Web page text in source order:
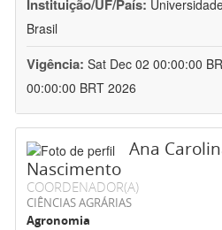
Instituição/UF/País:
Brasil
Vigência: Sat Dec 02 00:00:00
00:00:00 BRT 2026
Ana
Nascimento
COORDENADOR(A)
CIÊNCIAS AGRÁRIAS
Agronomia